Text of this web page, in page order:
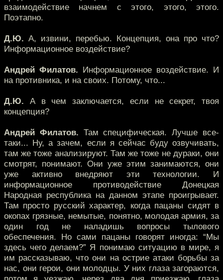
взаимодействие начнем с этого, этого, этого.
Поэтапно.
Д.Ю. А, извини, перебью. Концепция, она про что?
Информационное воздействие?
Андрей Филатов. Информационное воздействие. И
на противника, и на своих. Потому, что...
Д.Ю. А в чем заключается, если не секрет, твоя
концепция?
Андрей Филатов. Там специфическая. Лучше все-
таки... Ну, а зачем, если я сейчас буду озвучивать,
там же тоже анализируют. Там же тоже не дураки, они
смотрят, понимают. Они уже этим занимаются, они
уже активно внедряют эти технологии. И
информационное противодействие Донецкая
Народная республика на данном этапе проигрывает.
Там просто русский характер, когда пацаны сидят в
окопах грязные, немытые, понятно, молодая армия, за
один год не наладишь вопросы тылового
обеспечения. Но сами пацаны говорят иногда: “Мы
здесь чего делаем?” Я понимаю ситуацию в мире, я
им рассказываю, что они на острие атаки борьбы за
нас, они герои, они молодцы. У них глаза загораются,